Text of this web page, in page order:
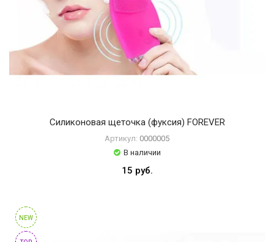
Силиконовая щеточка (фуксия) FOREVER
Артикул: 0000005
В наличии
15 руб.
NEW